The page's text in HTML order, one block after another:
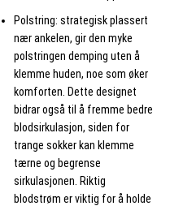
Polstring: strategisk plassert
nær ankelen, gir den myke
polstringen demping uten å
klemme huden, noe som øker
komforten. Dette designet
bidrar også til å fremme bedre
blodsirkulasjon, siden for
trange sokker kan klemme
tærne og begrense
sirkulasjonen. Riktig
blodstrøm er viktig for å holde